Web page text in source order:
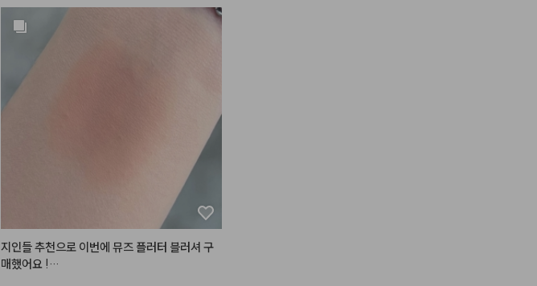
지인들 추천으로 이번에 뮤즈 플러터 블러셔 구
매했어요 !